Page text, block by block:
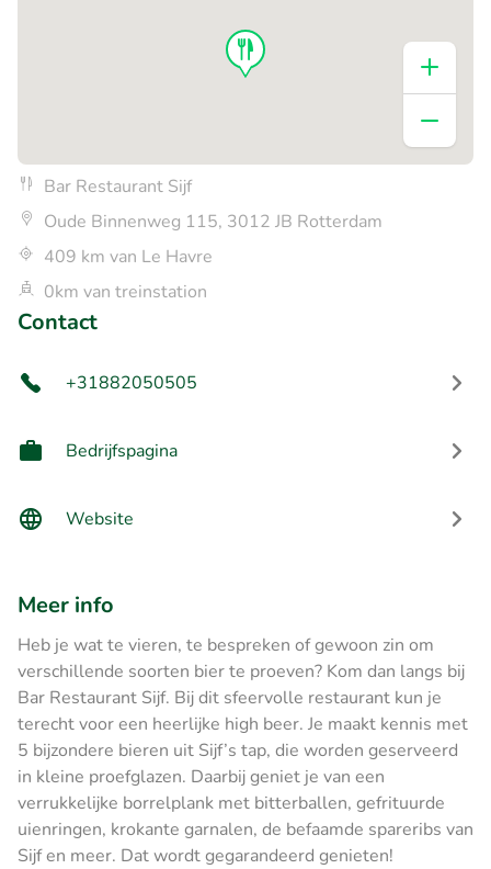
Bar Restaurant Sijf
Oude Binnenweg 115, 3012 JB Rotterdam
409 km van Le Havre
0km van treinstation
Contact
+31882050505
Bedrijfspagina
Website
Meer info
Heb je wat te vieren, te bespreken of gewoon zin om
verschillende soorten bier te proeven? Kom dan langs bij
Bar Restaurant Sijf. Bij dit sfeervolle restaurant kun je
terecht voor een heerlijke high beer. Je maakt kennis met
5 bijzondere bieren uit Sijf’s tap, die worden geserveerd
in kleine proefglazen. Daarbij geniet je van een
verrukkelijke borrelplank met bitterballen, gefrituurde
uienringen, krokante garnalen, de befaamde spareribs van
Sijf en meer. Dat wordt gegarandeerd genieten!